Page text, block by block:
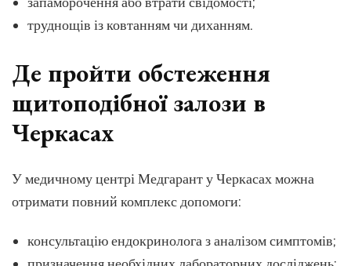
труднощів із ковтанням чи диханням.
Де пройти обстеження
щитоподібної залози в
Черкасах
У медичному центрі Медгарант у Черкасах можна
отримати повний комплекс допомоги:
консультацію ендокринолога з аналізом симптомів;